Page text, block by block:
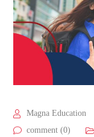
Magna Education
comment (0)